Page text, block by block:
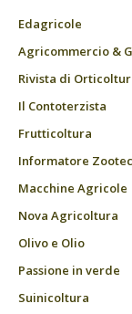
Edagricole
Agricommercio &
Rivista di
Il Contoterzista
Frutticoltura
Informatore
Macchine Agricole
Nova Agricoltura
Olivo e Olio
Passione in verde
Suinicoltura